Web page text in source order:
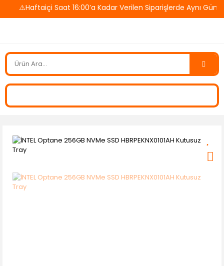
⚠️Haftaiçi Saat 16:00’a Kadar Verilen Siparişlerde Aynı Gün